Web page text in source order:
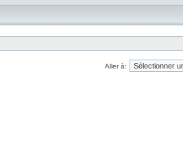
Aller à: